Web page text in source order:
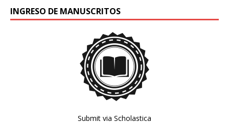
INGRESO DE MANUSCRITOS
Submit via Scholastica